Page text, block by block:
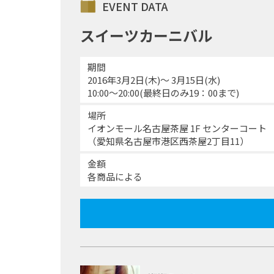
EVENT DATA
スイーツカーニバル
期間
2016年3月2日(木)～ 3月15日(水)
10:00～20:00(最終日のみ19：00まで)
場所
イオンモール名古屋茶屋 1F センターコート
（愛知県名古屋市港区西茶屋2丁目11）
金額
各商品による